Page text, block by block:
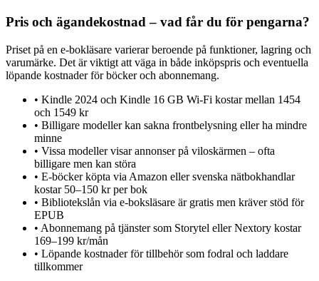
Pris och ägandekostnad – vad får du för pengarna?
Priset på en e-bokläsare varierar beroende på funktioner, lagring och
varumärke. Det är viktigt att väga in både inköpspris och eventuella
löpande kostnader för böcker och abonnemang.
• Kindle 2024 och Kindle 16 GB Wi-Fi kostar mellan 1454
och 1549 kr
• Billigare modeller kan sakna frontbelysning eller ha mindre
minne
• Vissa modeller visar annonser på viloskärmen – ofta
billigare men kan störa
• E-böcker köpta via Amazon eller svenska nätbokhandlar
kostar 50–150 kr per bok
• Bibliotekslån via e-boksläsare är gratis men kräver stöd för
EPUB
• Abonnemang på tjänster som Storytel eller Nextory kostar
169–199 kr/mån
• Löpande kostnader för tillbehör som fodral och laddare
tillkommer